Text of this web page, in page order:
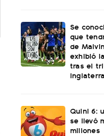
Se
que
de
exhibió
tras el
Inglaterra
Quini 6:
se llevó
millones